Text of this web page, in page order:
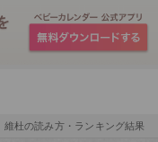
維杜の読み方・ランキング結果